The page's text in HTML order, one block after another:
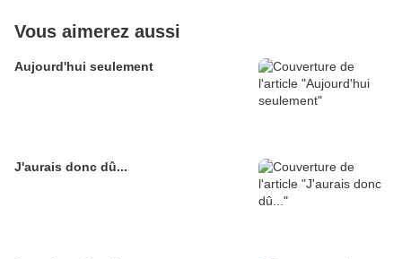
Vous aimerez aussi
Aujourd'hui seulement
J'aurais donc dû...